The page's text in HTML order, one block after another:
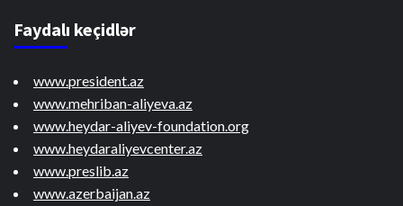
Faydalı keçidlər
www.president.az
www.mehriban-aliyeva.az
www.heydar-aliyev-foundation.org
www.heydaraliyevcenter.az
www.preslib.az
www.azerbaijan.az